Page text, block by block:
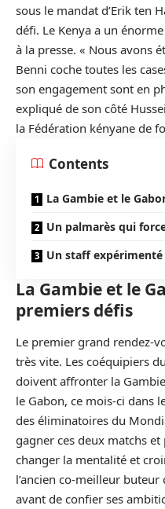
sous le mandat d’Erik ten
défi. Le Kenya a un
à la presse. « Nous avons
Benni coche toutes les
son engagement sont en
expliqué de son côté
la Fédération kényane de
Contents
La Gambie et le
Un palmarès qui
Un staff expérimenté
La Gambie et le
premiers défis
Le premier grand rendez-
très vite. Les coéquipiers
doivent affronter la
le Gabon, ce mois-ci dans
des éliminatoires du
gagner ces deux matchs
changer la mentalité et
l’ancien co-meilleur buteur
avant de confier ses